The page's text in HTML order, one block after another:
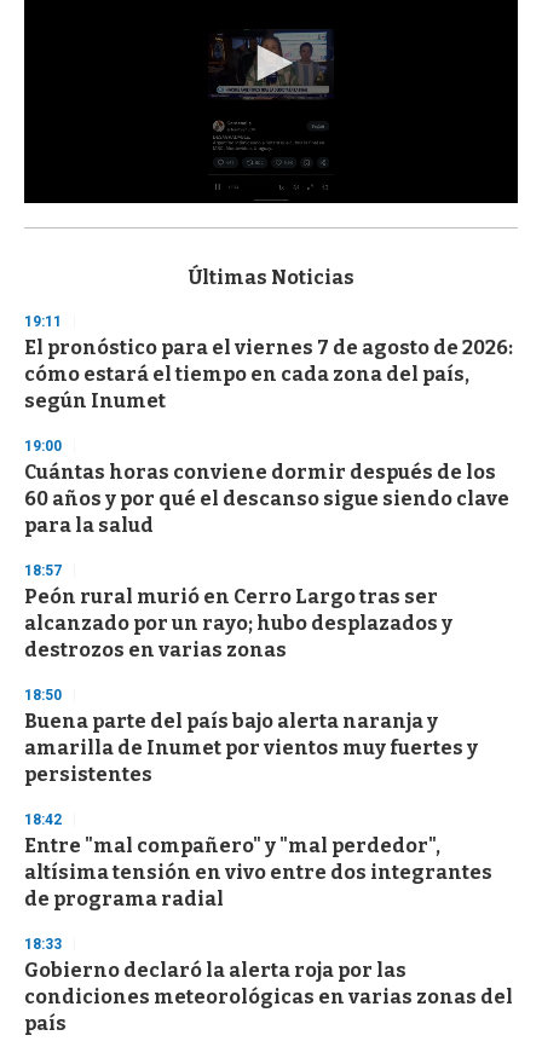
s
d
s
o
f
3
s
e
c
o
n
d
Últimas Noticias
19:11
El pronóstico para el viernes 7 de agosto de 2026:
cómo estará el tiempo en cada zona del país,
según Inumet
19:00
Cuántas horas conviene dormir después de los
60 años y por qué el descanso sigue siendo clave
para la salud
18:57
Peón rural murió en Cerro Largo tras ser
alcanzado por un rayo; hubo desplazados y
destrozos en varias zonas
18:50
Buena parte del país bajo alerta naranja y
amarilla de Inumet por vientos muy fuertes y
persistentes
18:42
Entre "mal compañero" y "mal perdedor",
altísima tensión en vivo entre dos integrantes
de programa radial
18:33
Gobierno declaró la alerta roja por las
condiciones meteorológicas en varias zonas del
país